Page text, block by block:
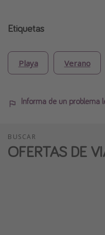
Etiquetas
Playa Verano
Informa de un problema
BUSCAR
OFERTAS DE